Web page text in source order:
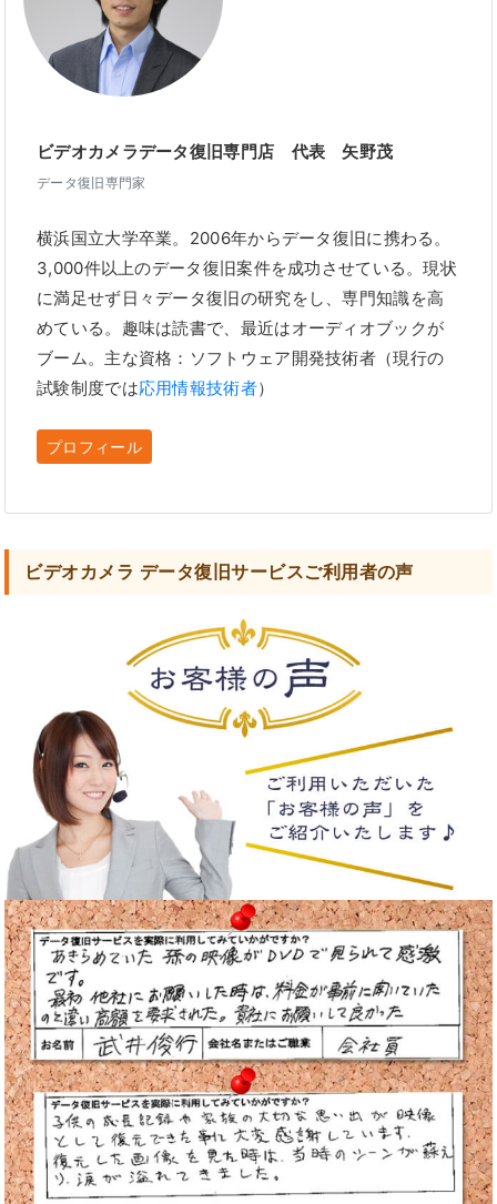
ビデオカメラデータ復旧専門店 代表 矢野茂
データ復旧専門家
横浜国立大学卒業。2006年からデータ復旧に携わる。
3,000件以上のデータ復旧案件を成功させている。現状
に満足せず日々データ復旧の研究をし、専門知識を高
めている。趣味は読書で、最近はオーディオブックが
ブーム。主な資格：ソフトウェア開発技術者（現行の
試験制度では応用情報技術者）
プロフィール
ビデオカメラ データ復旧サービスご利用者の声